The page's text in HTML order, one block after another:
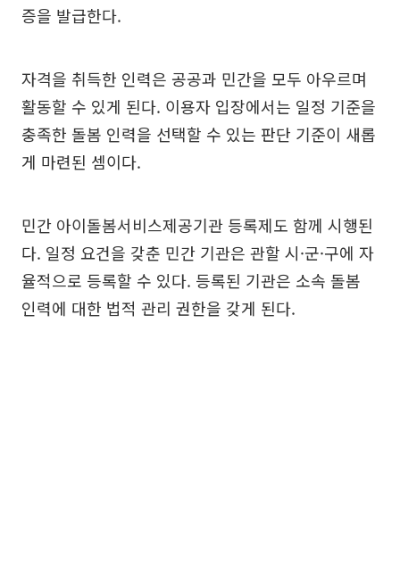
증을 발급한다.
자격을 취득한 인력은 공공과 민간을 모두 아우르며
활동할 수 있게 된다. 이용자 입장에서는 일정 기준을
충족한 돌봄 인력을 선택할 수 있는 판단 기준이 새롭
게 마련된 셈이다.
민간 아이돌봄서비스제공기관 등록제도 함께 시행된
다. 일정 요건을 갖춘 민간 기관은 관할 시·군·구에 자
율적으로 등록할 수 있다. 등록된 기관은 소속 돌봄
인력에 대한 법적 관리 권한을 갖게 된다.